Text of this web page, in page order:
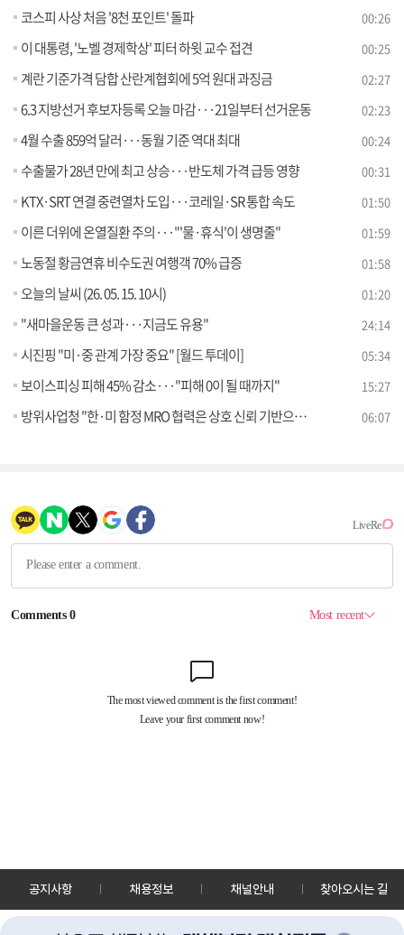
코스피 사상 처음 '8천 포인트' 돌파 00:26
이 대통령, '노벨 경제학상' 피터 하윗 교수 접견 00:25
계란 기준가격 담합 산란계협회에 5억 원대 과징금 02:27
6.3 지방선거 후보자등록 오늘 마감···21일부터 선거운동 02:23
4월 수출 859억 달러···동월 기준 역대 최대 00:24
수출물가 28년 만에 최고 상승···반도체 가격 급등 영향 00:31
KTX·SRT 연결 중련열차 도입···코레일·SR 통합 속도 01:50
이른 더위에 온열질환 주의···"'물·휴식'이 생명줄" 01:59
노동절 황금연휴 비수도권 여행객 70% 급증 01:58
오늘의 날씨 (26. 05. 15. 10시) 01:20
"새마을운동 큰 성과···지금도 유용" 24:14
시진핑 "미·중 관계 가장 중요" [월드 투데이] 05:34
보이스피싱 피해 45% 감소···"피해 0이 될 때까지" 15:27
방위사업청 "한·미 함정 MRO 협력은 상호 신뢰 기반으로 정상 추진 중" [정책 바로보기] 06:07
공지사항 채용정보 채널안내 찾아오시는 길